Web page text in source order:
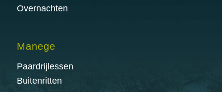
Overnachten
Manege
Paardrijlessen
Buitenritten